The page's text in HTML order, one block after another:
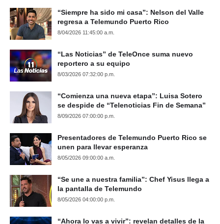
“Siempre ha sido mi casa”: Nelson del Valle
regresa a Telemundo Puerto Rico
8/04/2026 11:45:00 a.m.
“Las Noticias” de TeleOnce suma nuevo
reportero a su equipo
8/03/2026 07:32:00 p.m.
“Comienza una nueva etapa”: Luisa Sotero
se despide de “Telenoticias Fin de Semana”
8/09/2026 07:00:00 p.m.
Presentadores de Telemundo Puerto Rico se
unen para llevar esperanza
8/05/2026 09:00:00 a.m.
“Se une a nuestra familia”: Chef Yisus llega a
la pantalla de Telemundo
8/05/2026 04:00:00 p.m.
“Ahora lo vas a vivir”: revelan detalles de la